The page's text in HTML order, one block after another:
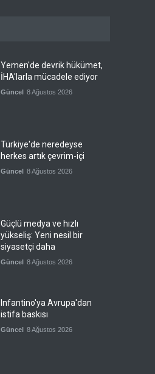
Yemen'de devrik hükümet,
İHA'larla mücadele ediyor
Güncel 8 Ağustos 2026
Türkiye'de neredeyse
herkes artık çevrim-içi
Güncel 8 Ağustos 2026
Güçlü medya ve hızlı
yükseliş: Yeni nesil bir
siyasetçi daha
Güncel 8 Ağustos 2026
Infantino'ya Avrupa'dan
istifa baskısı
Güncel 8 Ağustos 2026